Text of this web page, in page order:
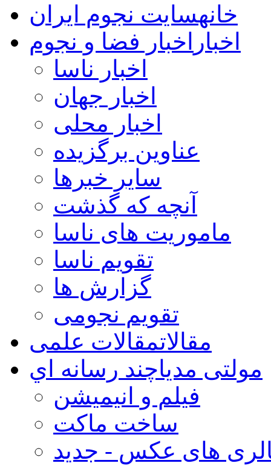
خانهسایت نجوم ایران
اخبار اخبار فضا و نجوم
اخبار ناسا
اخبار جهان
اخبار محلی
عناوین برگزیده
سایر خبرها
آنچه که گذشت
ماموریت های ناسا
تقویم ناسا
گزارش ها
تقویم نجومی
مقالاتمقالات علمی
مولتی مدیاچند رسانه اي
فیلم و انیمیشن
ساخت ماکت
های عکس - جدید